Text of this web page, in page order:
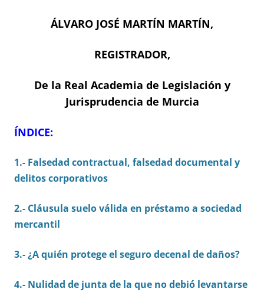
ÁLVARO JOSÉ MARTÍN MARTÍN,
REGISTRADOR,
De la Real Academia de Legislación y
Jurisprudencia de Murcia
ÍNDICE:
1.- Falsedad contractual, falsedad documental y
delitos corporativos
2.- Cláusula suelo válida en préstamo a sociedad
mercantil
3.-¿A quién protege el seguro decenal de daños?
4.- Nulidad de junta de la que no debió levantarse